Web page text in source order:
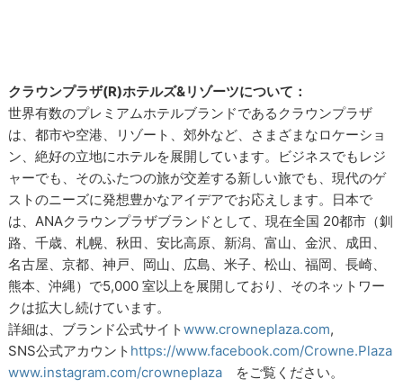
クラウンプラザ(R)ホテルズ&リゾーツについて：
世界有数のプレミアムホテルブランドであるクラウンプラザ
は、都市や空港、リゾート、郊外など、さまざまなロケーショ
ン、絶好の立地にホテルを展開しています。ビジネスでもレジ
ャーでも、そのふたつの旅が交差する新しい旅でも、現代のゲ
ストのニーズに発想豊かなアイデアでお応えします。日本で
は、ANAクラウンプラザブランドとして、現在全国 20都市（釧
路、千歳、札幌、秋田、安比高原、新潟、富山、金沢、成田、
名古屋、京都、神戸、岡山、広島、米子、松山、福岡、長崎、
熊本、沖縄）で5,000 室以上を展開しており、そのネットワー
クは拡大し続けています。
詳細は、ブランド公式サイトwww.crowneplaza.com,
SNS公式アカウント https://www.facebook.com/Crowne.Plaza
www.instagram.com/crowneplaza をご覧ください。